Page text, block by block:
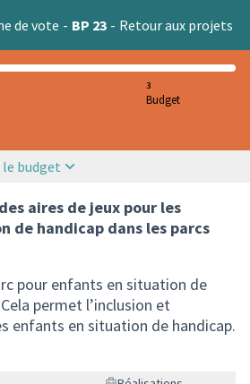
de vote - BP 23 - Retour aux projets
3
Budget
budget
aires de jeux pour les
de handicap dans les parcs
pour enfants en situation de
permet l’inclusion et
enfants en situation de handicap.